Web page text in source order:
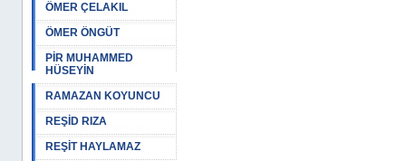
ÖMER ÇELAKIL
ÖMER ÖNGÜT
PİR MUHAMMED
HÜSEYİN
RAMAZAN KOYUNCU
REŞİD RIZA
REŞİT HAYLAMAZ